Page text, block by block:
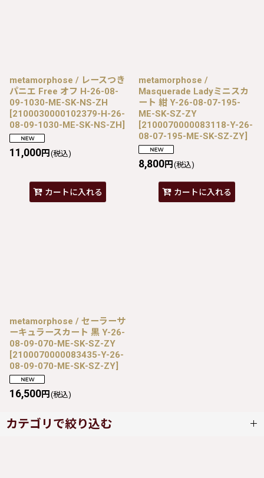
metamorphose / レースつき
パニエ Free オフ H-26-08-
09-1030-ME-SK-NS-ZH
[2100030000102379-H-26-
08-09-1030-ME-SK-NS-ZH]
11,000円 (税込)
カートに入れる
metamorphose /
Masquerade Ladyミニスカ
ート 紺 Y-26-08-07-195-
ME-SK-SZ-ZY
[2100070000083118-Y-26-
08-07-195-ME-SK-SZ-ZY]
8,800円 (税込)
カートに入れる
metamorphose / セーラーサ
ーキュラースカート 黒 Y-26-
08-09-070-ME-SK-SZ-ZY
[2100070000083435-Y-26-
08-09-070-ME-SK-SZ-ZY]
16,500円 (税込)
カテゴリで絞り込む